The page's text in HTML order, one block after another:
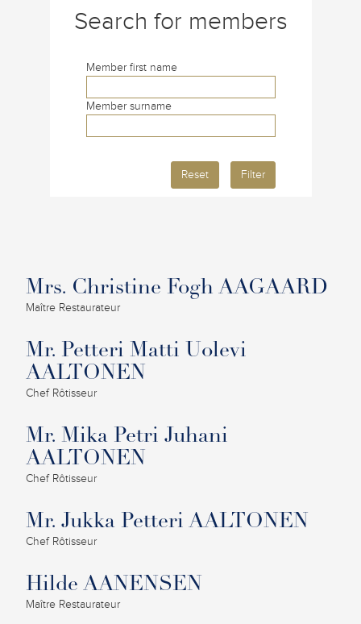
Search for members
Member first name
Member surname
Reset Filter
Mrs. Christine Fogh AAGAARD
Maître Restaurateur
Mr. Petteri Matti Uolevi
AALTONEN
Chef Rôtisseur
Mr. Mika Petri Juhani
AALTONEN
Chef Rôtisseur
Mr. Jukka Petteri AALTONEN
Chef Rôtisseur
Hilde AANENSEN
Maître Restaurateur